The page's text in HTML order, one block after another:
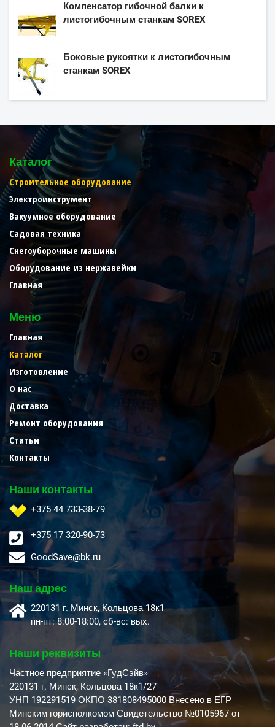
Компенсатор гибочной балки к
листогибочным станкам SOREX
Боковые рукоятки к листогибочным
станкам SOREX
Каталог
Строительное оборудование
Электроинструмент
Вакуумное оборудование
Садовая техника
Снегоуборочные машины
Оборудование из нержавейки
Главная
Меню
Главная
Каталог
Изготовление
О нас
Доставка
Ремонт оборудования
Статьи
Контакты
Наши контакты
+375 44 733-38-79
+375 17 320-90-73
GoodSave@bk.ru
Наш адрес
220131 г. Минск, Кольцова 18к1
пн-пт: 8:00-18:00, cб-вс: вых.
Наши реквизиты
Частное предприятие «ГудСэйв»
220131 г. Минск, Кольцова 18к1/27
УНП 192291519 ОКПО 381808495000 Внесено в ЕГР
Минским горисполкомом Свидетельство №0105967 от